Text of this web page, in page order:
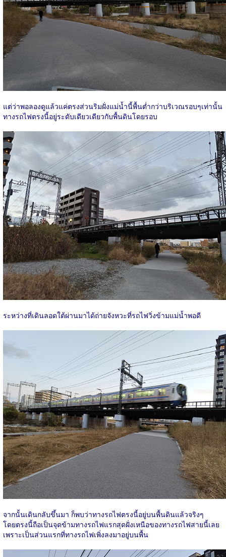
แต่ว่าพอลองดูแล้วแค่ตรงส่วนริมฝั่งแม่น้ำนี้พื้นต่ำกว่าบริเวณรอบๆเท่านั้น
ทางรถไฟตรงนี้อยู่ระดับเดียวเดียวกับพื้นดินโดยรอบ
ระหว่างที่เดินลอดใต้ผ่านมาได้ถ่ายจังหวะที่รถไฟวิ่งข้ามแม่น้ำพอดี
จากนั้นเดินกลับขึ้นมา ก็พบว่าทางรถไฟตรงนี้อยู่บนพื้นดินแล้วจริงๆ
โดยตรงนี้ถือเป็นจุดข้ามทางรถไฟแรกสุดฝั่งเหนือของทางรถไฟสายนี้เลย
เพราะเป็นส่วนแรกที่ทางรถไฟเพิ่งลงมาอยู่บนพื้น